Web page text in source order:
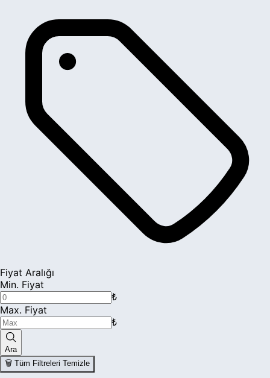
Hummer
Hyundai
Jeep
Lada
Lamborghini
Lancia
Fiyat Aralığı
Min. Fiyat
₺
Max. Fiyat
₺
Ara
🗑️ Tüm Filtreleri Temizle